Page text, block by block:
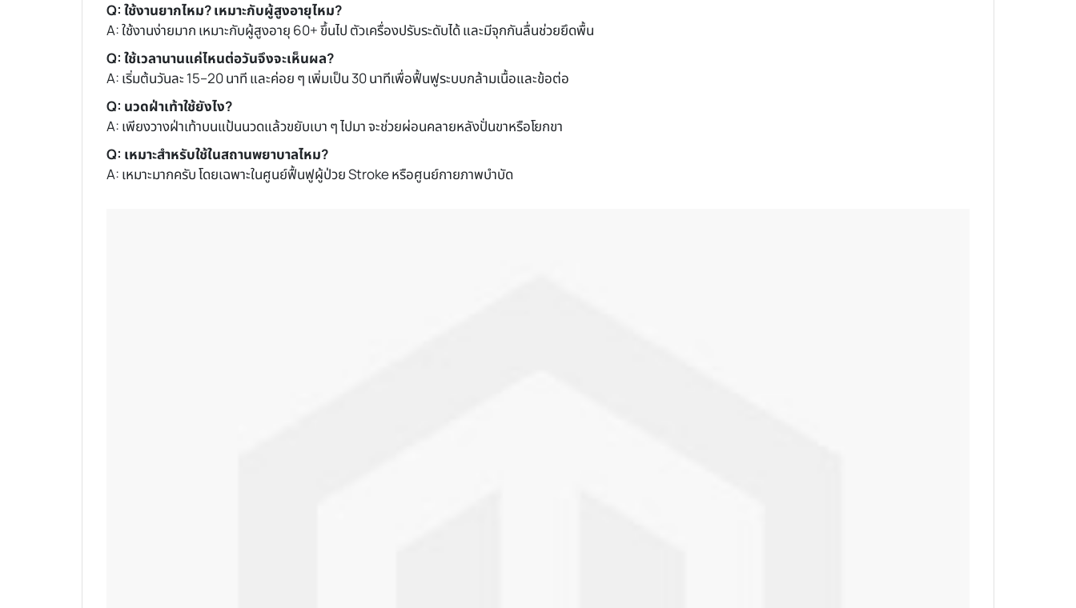
Q: ใช้งานยากไหม? เหมาะกับผู้สูงอายุไหม?
A: ใช้งานง่ายมาก เหมาะกับผู้สูงอายุ 60+ ขึ้นไป ตัวเครื่องปรับระดับได้ และมีจุกกันลื่นช่วยยึดพื้น
Q: ใช้เวลานานแค่ไหนต่อวันจึงจะเห็นผล?
A: เริ่มต้นวันละ 15–20 นาที และค่อย ๆ เพิ่มเป็น 30 นาทีเพื่อฟื้นฟูระบบกล้ามเนื้อและข้อต่อ
Q: นวดฝ่าเท้าใช้ยังไง?
A: เพียงวางฝ่าเท้าบนแป้นนวดแล้วขยับเบา ๆ ไปมา จะช่วยผ่อนคลายหลังปั่นขาหรือโยกขา
Q: เหมาะสำหรับใช้ในสถานพยาบาลไหม?
A: เหมาะมากครับ โดยเฉพาะในศูนย์ฟื้นฟูผู้ป่วย Stroke หรือศูนย์กายภาพบำบัด